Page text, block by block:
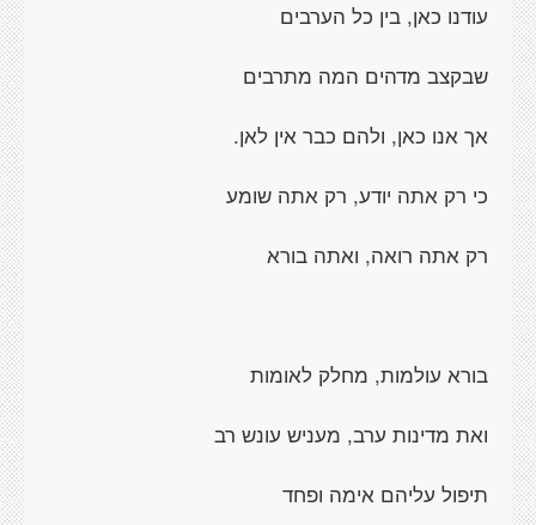
עודנו כאן, בין כל הערבים
שבקצב מדהים המה מתרבים
אך אנו כאן, ולהם כבר אין לאן.
כי רק אתה יודע, רק אתה שומע
רק אתה רואה, ואתה בורא
בורא עולמות, מחלק לאומות
ואת מדינות ערב, מעניש עונש רב
תיפול עליהם אימה ופחד